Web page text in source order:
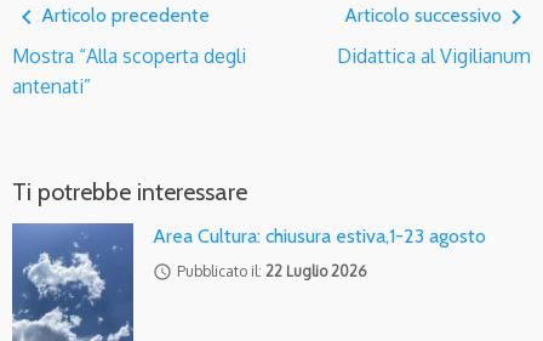
navigate_before Articolo precedente
Mostra “Alla scoperta degli
antenati”
Articolo successivo navigate_next
Didattica al Vigilianum
Ti potrebbe interessare
Area Cultura: chiusura estiva,1-23 agosto
access_time Pubblicato il: 22 Luglio 2026